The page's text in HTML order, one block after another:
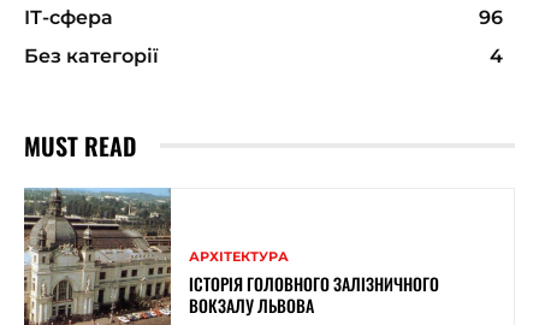
ІТ-сфера
96
Без категорії
4
MUST READ
АРХІТЕКТУРА
ІСТОРІЯ ГОЛОВНОГО ЗАЛІЗНИЧНОГО
ВОКЗАЛУ ЛЬВОВА